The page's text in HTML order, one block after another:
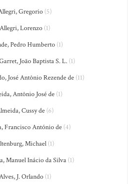
Gregorio (5)
Allegri, Lorenzo (1)
Pedro Humberto(1)
João Baptista S. L.(1)
José Antônio Rezende de (11)
Antônio José de (1)
Cussy de (6)
Francisco António de (4)
Michael (1)
Manuel Inácio da Silva(1)
J. Orlando(1)